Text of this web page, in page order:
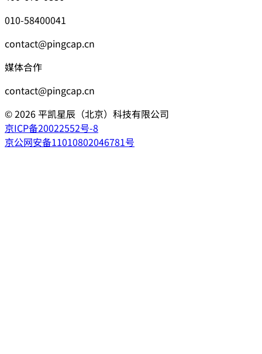
010-58400041
contact@pingcap.cn
媒体合作
contact@pingcap.cn
©2026平凯星辰（北京）科技有限公司
京ICP备20022552号-8
京公网安备11010802046781号